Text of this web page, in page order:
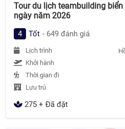
Tour du lịch teambuilding biển
ngày năm 2026
4 Tốt - 649 đánh giá
Lịch trình
Khởi hành
Thời gian đi
Lưu trú
275 + Đã đặt